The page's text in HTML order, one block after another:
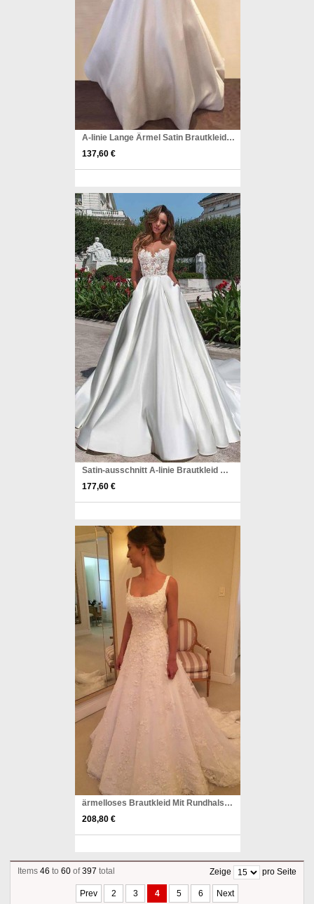
A-linie Lange Ärmel Satin Brautkleid Mit Taschen Spitze Twa2162
137,60 €
Satin-ausschnitt A-linie Brautkleid Mit Taschen Spitzenapplikationen Twa2172
177,60 €
ärmelloses Brautkleid Mit Rundhalsausschnitt Und Applikationen Twa2182
208,80 €
Items46 to60 of397 total Zeige pro Seite
Prev 2 3 4 5 6 Next